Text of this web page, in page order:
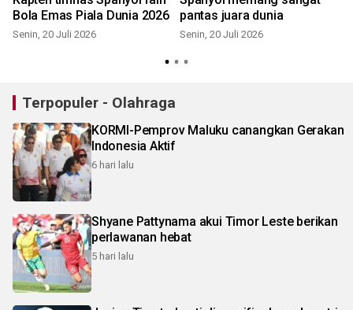
Bola Emas Piala Dunia 2026
Senin, 20 Juli 2026
pantas juara dunia
Senin, 20 Juli 2026
Terpopuler - Olahraga
KORMI-Pemprov Maluku canangkan Gerakan
Indonesia Aktif
6 hari lalu
Shyane Pattynama akui Timor Leste berikan
perlawanan hebat
5 hari lalu